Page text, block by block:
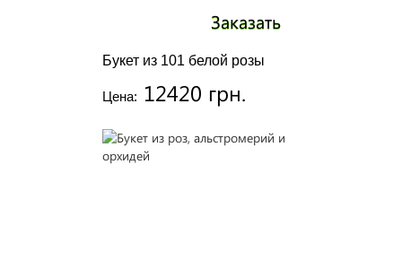
Букет из 101 белой розы
Цена: 12420 грн.
Заказать